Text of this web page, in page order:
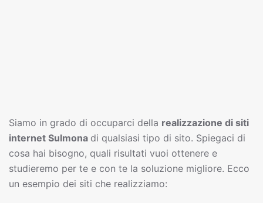
Siamo in grado di occuparci della realizzazione di siti
internet Sulmona di qualsiasi tipo di sito. Spiegaci di
cosa hai bisogno, quali risultati vuoi ottenere e
studieremo per te e con te la soluzione migliore. Ecco
un esempio dei siti che realizziamo: